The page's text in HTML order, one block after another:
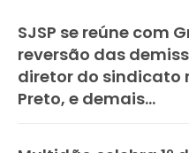
SJSP se reúne com
reversão das
diretor do sindicato
Preto, e demais...